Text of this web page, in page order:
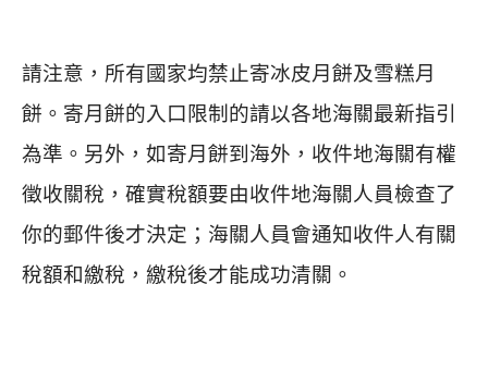
請注意，所有國家均禁止寄冰皮月餅及雪糕月
餅。寄月餅的入口限制的請以各地海關最新指引
為準。 另外，如寄月餅到海外，收件地海關有權
徵收關稅，確實稅額要由收件地海關人員檢查了
你的郵件後才決定；海關人員會通知收件人有關
稅額和繳稅，繳稅後才能成功清關。